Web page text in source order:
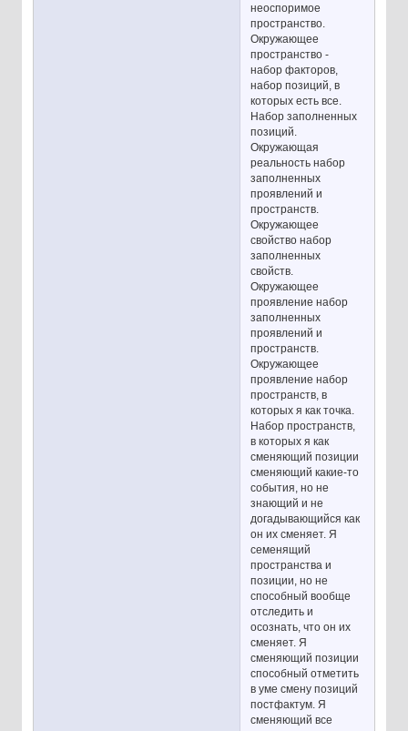
неоспоримое
пространство.
Окружающее
пространство -
набор факторов,
набор позиций, в
которых есть все.
Набор заполненных
позиций.
Окружающая
реальность набор
заполненных
проявлений и
пространств.
Окружающее
свойство набор
заполненных
свойств.
Окружающее
проявление набор
заполненных
проявлений и
пространств.
Окружающее
проявление набор
пространств, в
которых я как точка.
Набор пространств,
в которых я как
сменяющий позиции
сменяющий какие-то
события, но не
знающий и не
догадывающийся как
он их сменяет. Я
семенящий
пространства и
позиции, но не
способный вообще
отследить и
осознать, что он их
сменяет. Я
сменяющий позиции
способный отметить
в уме смену позиций
постфактум. Я
сменяющий все